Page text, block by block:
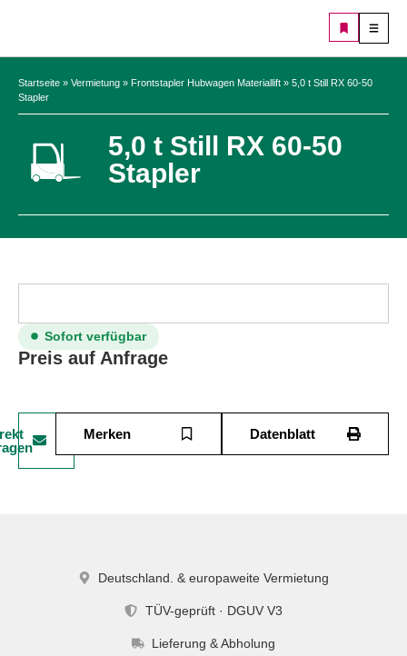
Startseite » Vermietung » Frontstapler Hubwagen Materiallift » 5,0 t Still RX 60-50
Stapler
5,0 t Still RX 60-50
Stapler
Sofort verfügbar
Preis auf Anfrage
Merken Datenblatt
Deutschland. & europaweite Vermietung
TÜV-geprüft · DGUV V3
Lieferung & Abholung